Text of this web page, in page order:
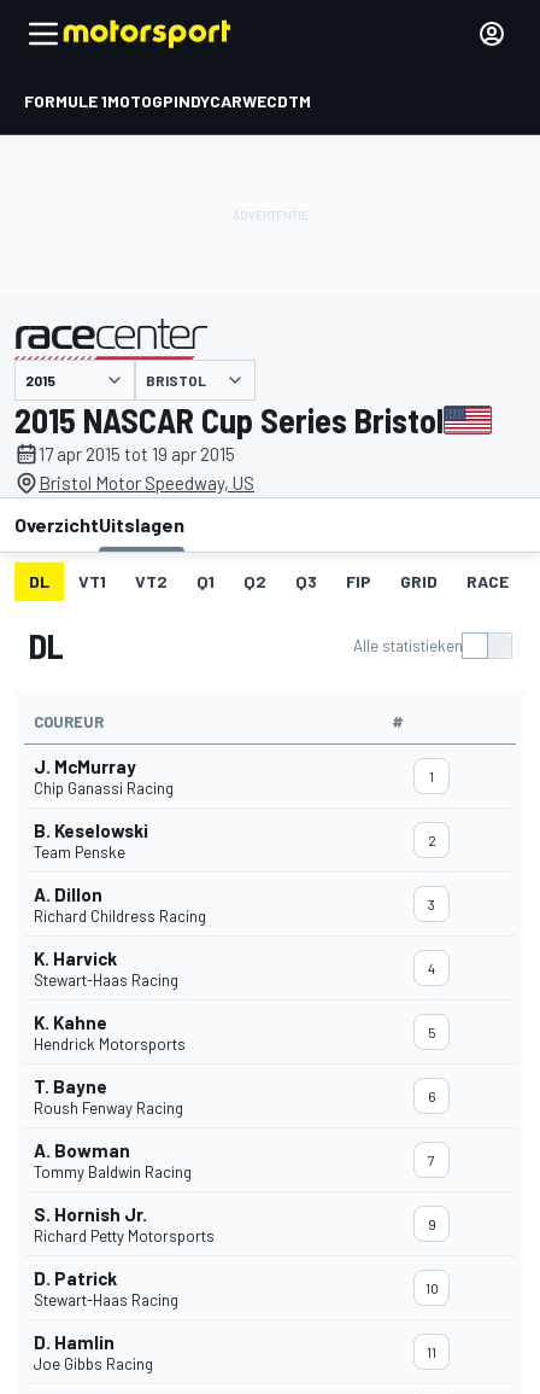
FORMULE 1MOTOGPINDYCARWECDTM
gepresenteerd door BRISTOL
2015 NASCAR Cup Series Bristol
17 apr 2015 tot 19 apr 2015
Bristol Motor Speedway, US
OverzichtUitslagen
DL VT1 VT2 Q1 Q2 Q3 FIP GRID RACE
DL Alle statistieken
COUREUR #
J. McMurray
Chip Ganassi Racing
1
B. Keselowski
Team Penske
2
A. Dillon
Richard Childress Racing
3
K. Harvick
Stewart-Haas Racing
4
K. Kahne
Hendrick Motorsports
5
T. Bayne
Roush Fenway Racing
6
A. Bowman
Tommy Baldwin Racing
7
S. Hornish Jr.
Richard Petty Motorsports
9
D. Patrick
Stewart-Haas Racing
10
D. Hamlin
Joe Gibbs Racing
11